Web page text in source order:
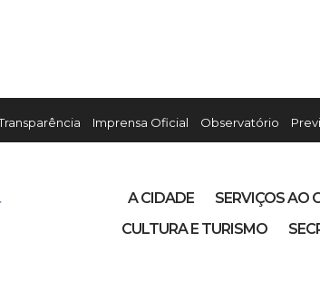
Imprensa Oficial Observatório
A CIDADE SERVIÇOS AO
CULTURA E TURISMO